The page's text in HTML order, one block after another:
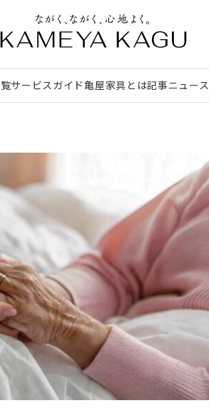
サービスガイド亀屋家具とは記事ニュース